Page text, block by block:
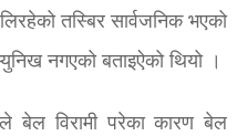
तस्बिर सार्वजनिक भएको
नगएको बताइऐको थियो ।
बेल विरामी परेका कारण बेल